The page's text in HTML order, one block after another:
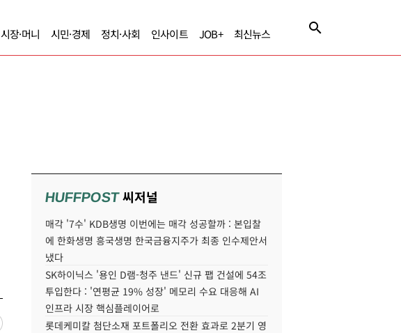
시장·머니 시민·경제 정치·사회 인사이트 JOB+ 최신뉴스
HUFFPOST씨저널
매각 '7수' KDB생명 이번에는 매각 성공할까 : 본입찰
에 한화생명 흥국생명 한국금융지주가 최종 인수제안서
냈다
SK하이닉스 '용인 D램-청주 낸드' 신규 팹 건설에 54조
투입한다 : '연평균 19% 성장' 메모리 수요 대응해 AI
인프라 시장 핵심플레이어로
롯데케미칼 첨단소재 포트폴리오 전환 효과로 2분기 영